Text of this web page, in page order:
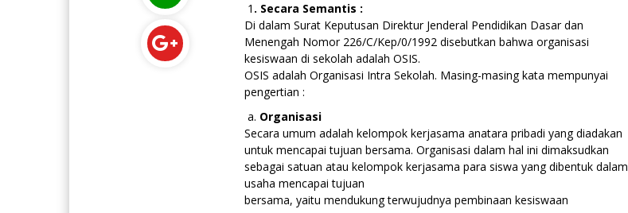
1 . Secara Semantis :
Di dalam Surat Keputusan Direktur Jenderal Pendidikan Dasar dan
Menengah Nomor 226/C/Kep/0/1992 disebutkan bahwa organisasi
kesiswaan di sekolah adalah OSIS.
OSIS adalah Organisasi Intra Sekolah. Masing-masing kata mempunyai
pengertian :
a. Organisasi
Secara umum adalah kelompok kerjasama anatara pribadi yang diadakan
untuk mencapai tujuan bersama. Organisasi dalam hal ini dimaksudkan
sebagai satuan atau kelompok kerjasama para siswa yang dibentuk dalam
usaha mencapai tujuan
bersama, yaitu mendukung terwujudnya pembinaan kesiswaan